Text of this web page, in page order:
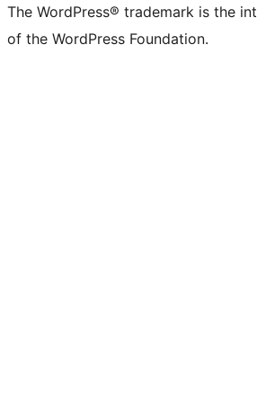
The WordPress® trademark is the
of the WordPress Foundation.